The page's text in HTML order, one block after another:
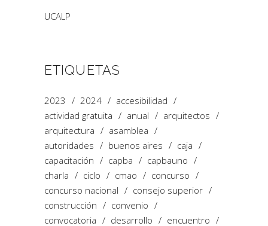
UCALP
ETIQUETAS
2023 2024
accesibilidad
actividad gratuita
anual
arquitectos
arquitectura
asamblea
autoridades
buenos aires
caja
capacitación
capba
capbauno
charla
ciclo cmao
concurso
concurso nacional
consejo superior
construcción
convenio
convocatoria
desarrollo
encuentro